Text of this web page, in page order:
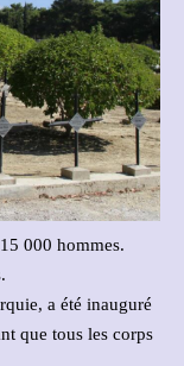
a été inauguré
que tous les corps